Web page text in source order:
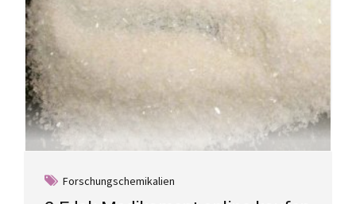
Forschungschemikalien